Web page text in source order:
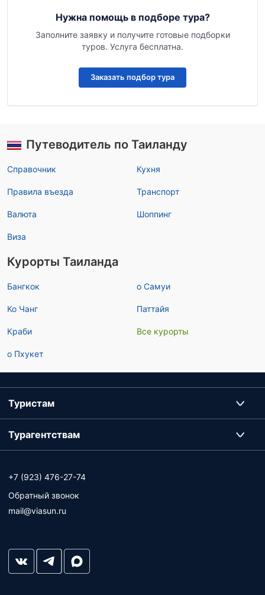
Нужна помощь в подборе тура?
Заполните заявку и получите готовые подборки
туров. Услуга бесплатна.
Заказать подбор тура
Путеводитель по Таиланду
Справочник
Правила въезда
Валюта
Виза
Кухня
Транспорт
Шоппинг
Курорты Таиланда
Бангкок
Ко Чанг
Краби
о Пхукет
о Самуи
Паттайя
Все курорты
Туристам
Турагентствам
+7 (923) 476-27-74
Обратный звонок
mail@viasun.ru